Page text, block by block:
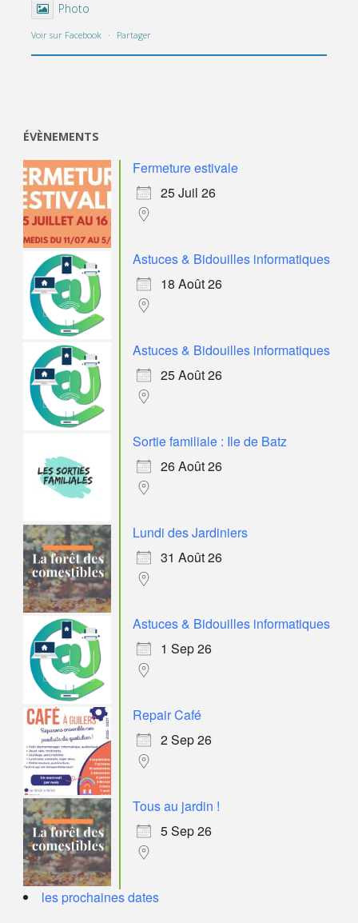
Photo
Voir sur Facebook · Partager
ÉVÈNEMENTS
Fermeture estivale
25 Juil 26
Astuces & Bidouilles informatiques
18 Août 26
Astuces & Bidouilles informatiques
25 Août 26
Sortie familiale : Ile de Batz
26 Août 26
Lundi des Jardiniers
31 Août 26
Astuces & Bidouilles informatiques
1 Sep 26
Repair Café
2 Sep 26
Tous au jardin !
5 Sep 26
les prochaines dates